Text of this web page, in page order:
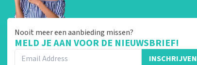
Nooit meer een aanbieding missen?
MELD JE AAN VOOR DE NIEUWSBRIEF!
INSCHRIJVEN